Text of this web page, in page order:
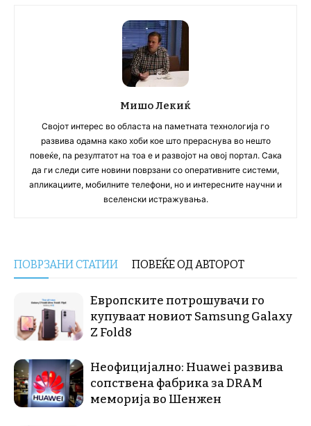
Мишо Лекиќ
Својот интерес во областа на паметната технологија го
развива одамна како хоби кое што прераснува во нешто
повеќе, па резултатот на тоа е и развојот на овој портал. Сака
да ги следи сите новини поврзани со оперативните системи,
апликациите, мобилните телефони, но и интересните научни и
вселенски истражувања.
ПОВРЗАНИ СТАТИИ ПОВЕЌЕ ОД АВТОРОТ
Европските потрошувачи го
купуваат новиот Samsung Galaxy
Z Fold8
Неофицијално: Huawei развива
сопствена фабрика за DRAM
меморија во Шенжен